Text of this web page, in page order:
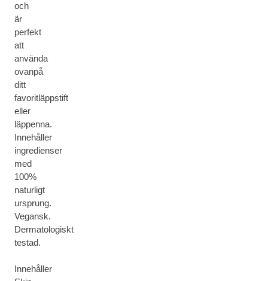
och
är
perfekt
att
använda
ovanpå
ditt
favoritläppstift
eller
läppenna.
Innehåller
ingredienser
med
100%
naturligt
ursprung.
Vegansk.
Dermatologiskt
testad.
Innehåller